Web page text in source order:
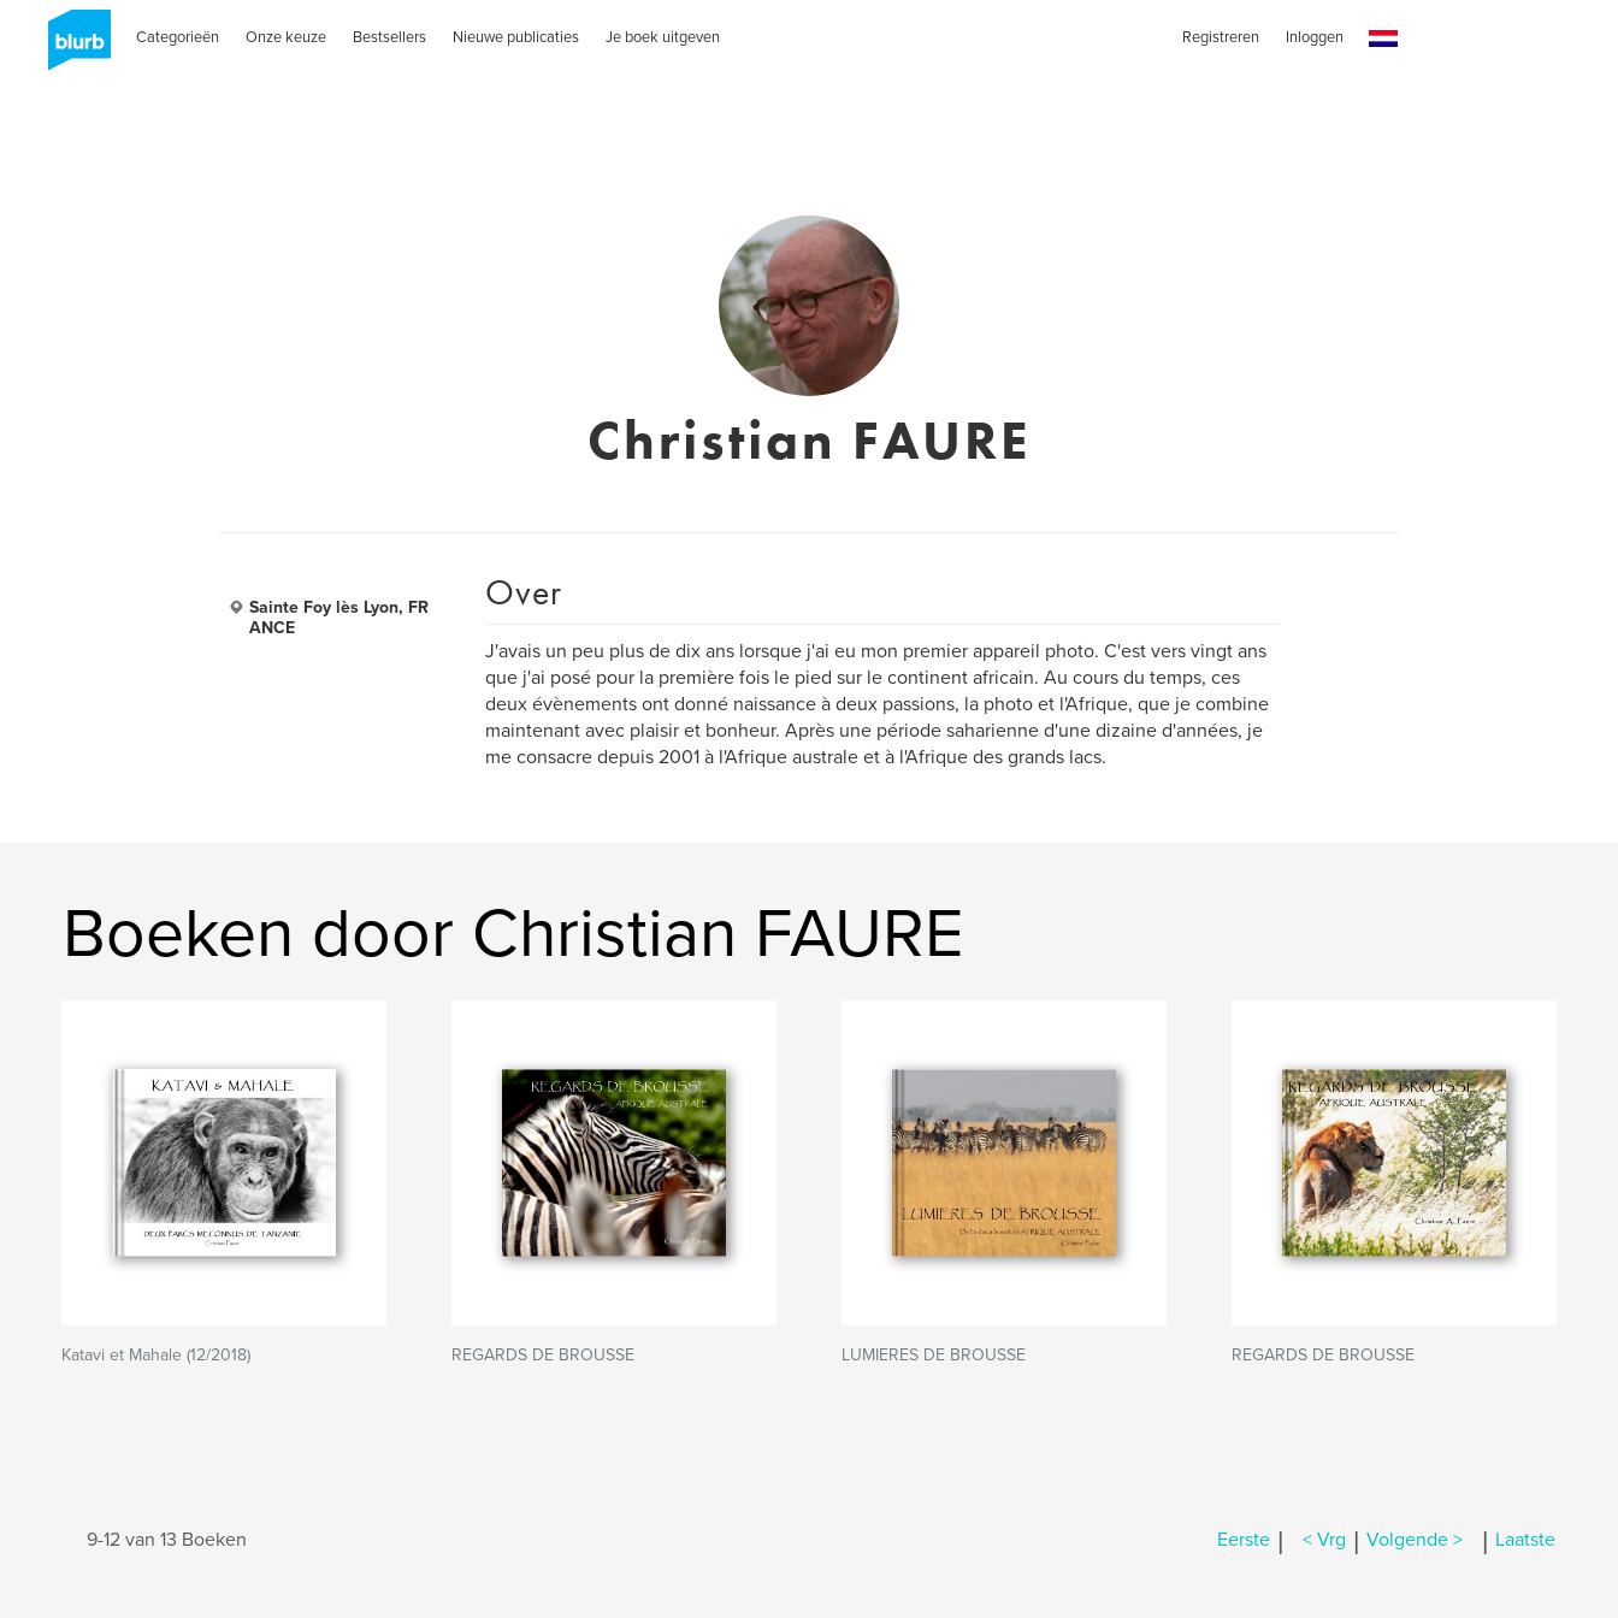
Categorieën Onze keuze Bestsellers Nieuwe publicaties Je boek uitgeven Registreren Inloggen
Christian FAURE
Sainte Foy lès Lyon, FR
ANCE
Over
J'avais un peu plus de dix ans lorsque j'ai eu mon premier appareil photo. C'est vers vingt ans
que j'ai posé pour la première fois le pied sur le continent africain. Au cours du temps, ces
deux évènements ont donné naissance à deux passions, la photo et l'Afrique, que je combine
maintenant avec plaisir et bonheur. Après une période saharienne d'une dizaine d'années, je
me consacre depuis 2001 à l'Afrique australe et à l'Afrique des grands lacs.
Boeken door Christian FAURE
Katavi et Mahale (12/2018) REGARDS DE BROUSSE LUMIERES DE BROUSSE REGARDS DE BROUSSE
9-12 van 13 Boeken Eerste | < Vrg | Volgende > | Laatste